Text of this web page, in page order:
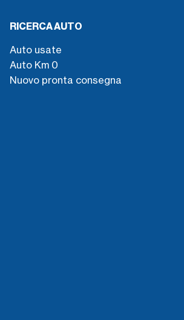
RICERCA AUTO
Auto usate
Auto Km 0
Nuovo pronta consegna